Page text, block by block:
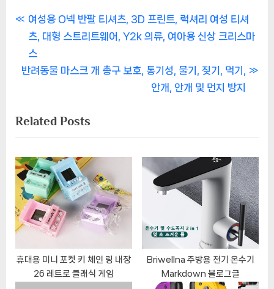
글
탐
색
P
r
e
v
u
s
P
o
s
t
:
여성용 O넥 반팔 티셔츠, 3D 프린트, 럭셔리 여성 티셔
츠, 대형 스트리트웨어, Y2k 의류, 여아용 신상 크리스마
스
N
t
P
o
s
t
:
반려동물 마스크 개 총구 보호, 통기성, 물기, 짖기, 먹기,
안개, 안개 및 먼지 방지
Related Posts
휴대용 미니 포켓 키 체인 링 내장
26 레트로 클래식 게임
Briwellna 주방용 전기 온수기
Markdown 블로그글